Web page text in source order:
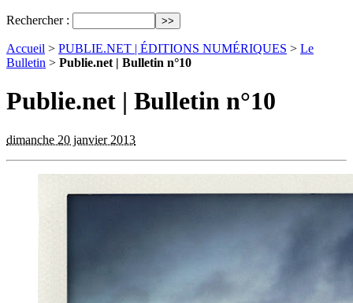
Rechercher :
Accueil > PUBLIE.NET | ÉDITIONS NUMÉRIQUES > Le
Bulletin > Publie.net | Bulletin n°10
Publie.net | Bulletin n°10
dimanche 20 janvier 2013